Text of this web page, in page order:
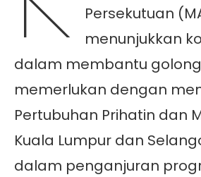
Persekutuan
menunjukkan
dalam membantu
memerlukan dengan
Pertubuhan Prihatin dan
Kuala Lumpur dan
dalam penganjuran